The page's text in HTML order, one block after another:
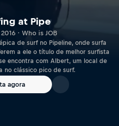
at Pipe
· Who is JOB
de surf no Pipeline, onde surfa
a ele o título de melhor surfista
no clássico pico de surf.
agora